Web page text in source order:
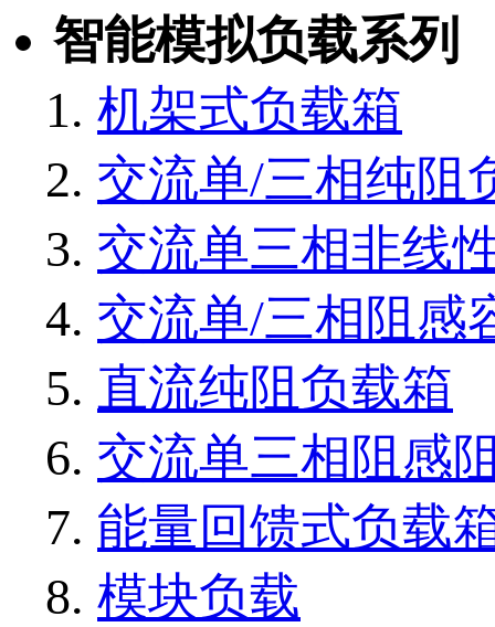
智能模拟负载系列
机架式负载箱
交流单/三相纯阻
交流单三相非线
交流单/三相阻感
直流纯阻负载箱
交流单三相阻感
能量回馈式负载
模块负载